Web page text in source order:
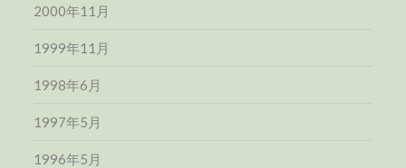
2000年11月
1999年11月
1998年6月
1997年5月
1996年5月